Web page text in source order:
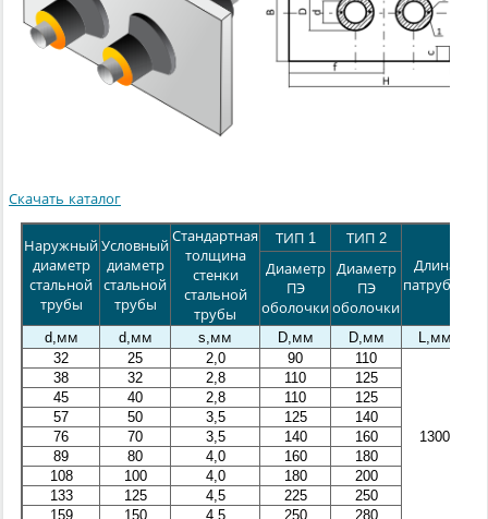
Скачать каталог
Наружный
диаметр
стальной
трубы
Условный
диаметр
стальной
трубы
Стандартная
толщина
стенки
стальной
трубы
ТИП 1
ТИП 2
Длина
патрубка
Диаметр
ПЭ
оболочки
Диаметр
ПЭ
оболочки
d,мм d,мм s,мм D,мм D,мм L,мм
32
25 2,0 90 110
1300
38 32 2,8 110
125
45
40 2,8 110
125
57
50 3,5 125
140
76
70 3,5 140
160
89
80 4,0 160
180
108
100 4,0 180
200
133
125 4,5 225
250
159
150 4,5 250
280